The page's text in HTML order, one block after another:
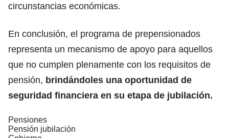
circunstancias económicas.
En conclusión, el programa de prepensionados
representa un mecanismo de apoyo para aquellos
que no cumplen plenamente con los requisitos de
pensión, brindándoles una oportunidad de
seguridad financiera en su etapa de jubilación.
Pensiones
Pensión jubilación